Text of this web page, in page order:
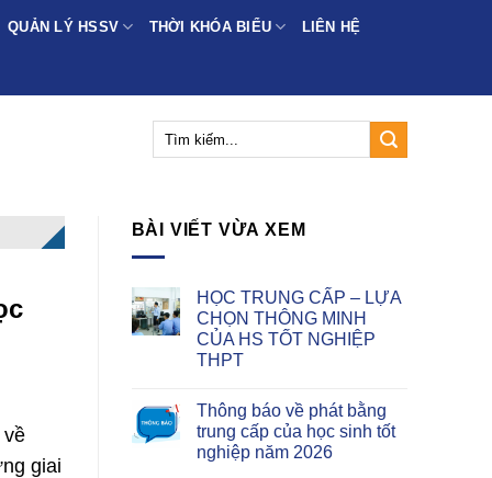
QUẢN LÝ HSSV THỜI KHÓA BIỂU LIÊN HỆ
về
giai
BÀI VIẾT VỪA XEM
HỌC TRUNG CẤP – LỰA
CHỌN THÔNG MINH
CỦA HS TỐT NGHIỆP
THPT
Thông báo về phát bằng
trung cấp của học sinh tốt
nghiệp năm 2026